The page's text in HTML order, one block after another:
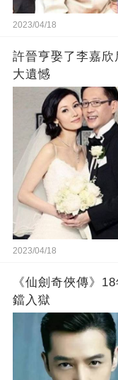
2023/04/18
許晉亨娶了李嘉
大遺憾
2023/04/18
《仙劍奇俠傳》
鐺入獄